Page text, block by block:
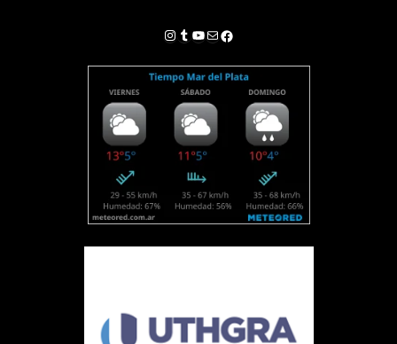
Instagram
Tumblr
YouTube
Correo electrónico
Facebook